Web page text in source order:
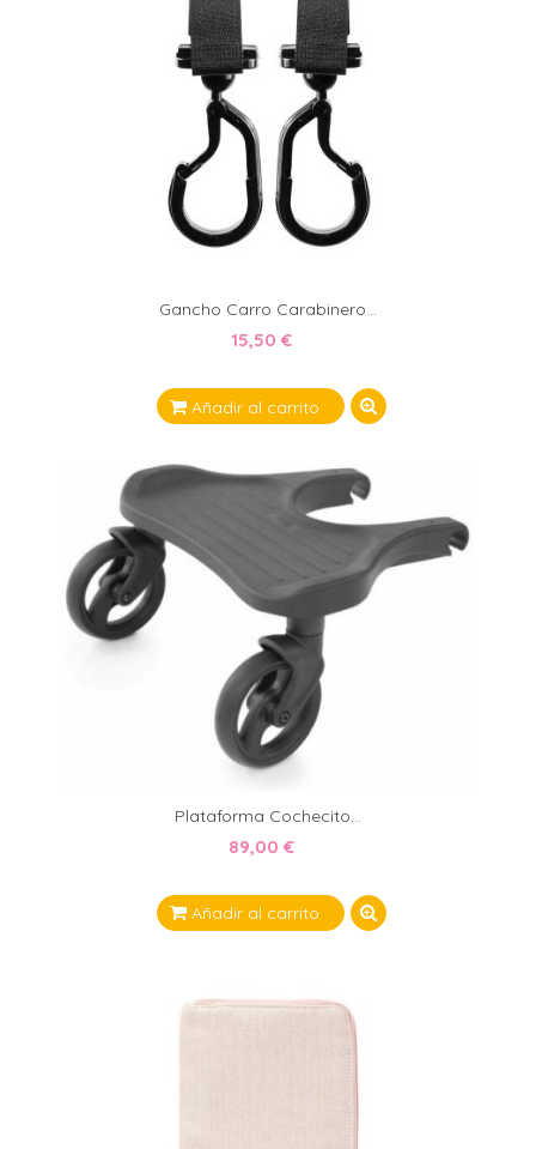
Gancho Carro Carabinero...
15,50 €
Añadir al carrito
Plataforma Cochecito...
89,00 €
Añadir al carrito